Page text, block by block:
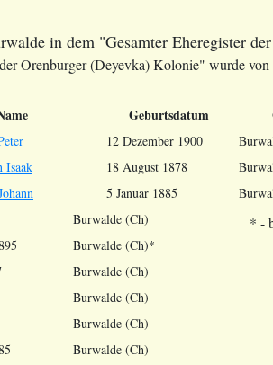
in dem "Gesamter Eheregister
Orenburger (Deyevka) Kolonie" wurde
Geburtsdatum
12 Dezember 1900
Isaak 18 August 1878
5 Januar 1885
Burwalde (Ch)
Burwalde (Ch)*
Burwalde (Ch)
Burwalde (Ch)
Burwalde (Ch)
Burwalde (Ch)
* -